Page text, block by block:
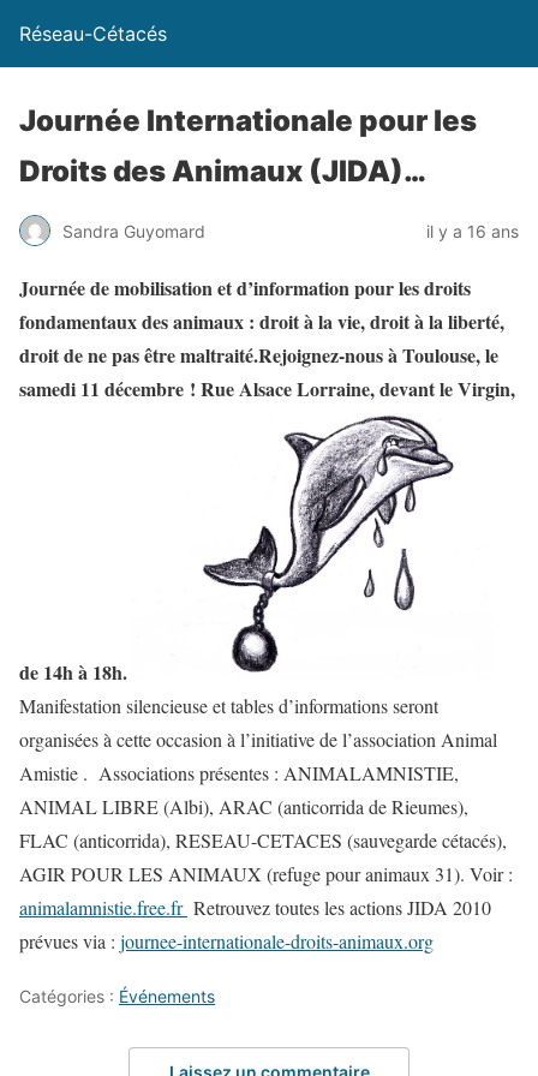
Réseau-Cétacés
Journée Internationale pour les
Droits des Animaux (JIDA)…
Sandra Guyomard il y a 16 ans
Journée de mobilisation et d’information pour les droits
fondamentaux des animaux : droit à la vie, droit à la liberté,
droit de ne pas être maltraité.Rejoignez-nous à Toulouse,le
samedi 11 décembre ! Rue Alsace Lorraine, devant le Virgin,
de 14h à 18h.
Manifestation silencieuse et tables d’informations seront
organisées à cette occasion à l’initiative de l’association Animal
Amistie . Associations présentes : ANIMALAMNISTIE,
ANIMAL LIBRE (Albi), ARAC (anticorrida de Rieumes),
FLAC (anticorrida), RESEAU-CETACES (sauvegarde cétacés),
AGIR POUR LES ANIMAUX (refuge pour animaux 31). Voir :
animalamnistie.free.fr Retrouvez toutes les actions JIDA 2010
prévues via : journee-internationale-droits-animaux.org
Catégories : Événements
Laissez un commentaire